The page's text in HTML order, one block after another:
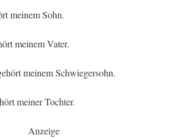
meinem Sohn.
meinem Vater.
meinem Schwiegersohn.
meiner Tochter.
Anzeige